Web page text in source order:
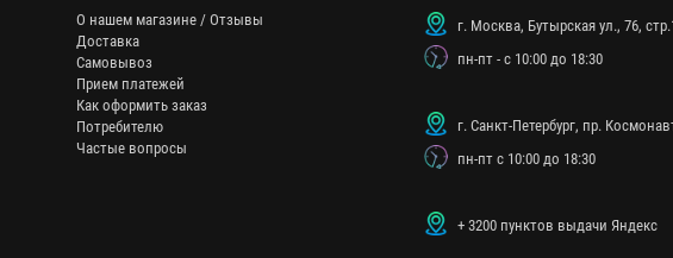
О нашем магазине / Отзывы
Доставка
Самовывоз
Прием платежей
Как оформить заказ
Потребителю
Частые вопросы
г. Москва, Бутырская ул., 76,
пн-пт - с 10:00 до 18:30
г. Санкт-Петербург, пр.
пн-пт с 10:00 до 18:30
+ 3200 пунктов выдачи Яндекс